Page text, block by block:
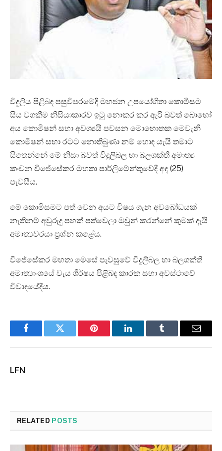
විදුලිය පිළිබඳ පසුවිපරමේදී මහජන උපයෝගිතා කොමිසම
සිය වගකීම නිසියාකාරව ඉටු නොකර කර ඇරි බවත් බොහෝ
අය කොමිෂන් සභා අවශ්‍යයි පවසන මොහොතක මෙවැනි
කොමිෂන් සභා රටට නොතිබුණා නම් හොඳ යැයි තමාට
සිතෙන්නේ මේ නිසා බවත් විදුලිබල හා බලශක්ති අමාත්‍ය
කංචන විජේසේකර මහතා පාර්ලිමේන්තුවේදී අද (25)
පැවසීය.
මේ කොමිසමට පත් වෙන අයට විෂය ගැන අවබෝධයක්
නැතිනම් අවුරුදු පහක් පත්වෙලා ඔවුන් කරන්නේ කුමක් දැයි
අමාත්‍යවරයා ප්‍රශ්න කළේය.
විජේසේකර මහතා මෙසේ පැවසුවේ විදුලිබල හා බලශක්ති
අමාත්‍යාංශයේ වැය ශීර්ෂය පිළිබඳ කාරක සභා අවස්ථාවේ
විවාදයේදීය.
FacebookTwitter Pinterest LinkedInTumblr Email
LFN
RELATED POSTS